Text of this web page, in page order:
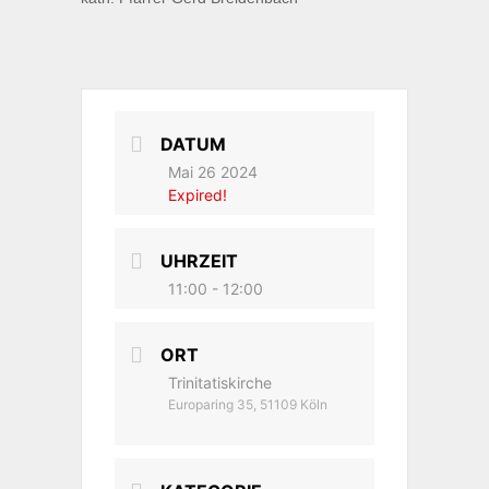
DATUM
Mai 26 2024
Expired!
UHRZEIT
11:00 - 12:00
ORT
Trinitatiskirche
Europaring 35, 51109 Köln